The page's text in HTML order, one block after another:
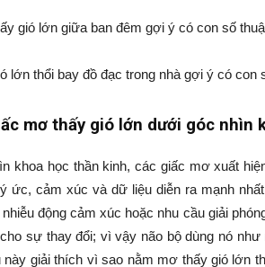
gió lớn giữa ban đêm gợi ý có con số
lớn thổi bay đồ đạc trong nhà gợi ý có con
mơ thấy gió lớn dưới góc nhìn
khoa học thần kinh, các giấc mơ xuất
ức, cảm xúc và dữ liệu diễn ra mạnh
động cảm xúc hoặc nhu cầu giải
sự thay đổi; vì vậy não bộ dùng nó
này giải thích vì sao nằm mơ thấy gió lớn